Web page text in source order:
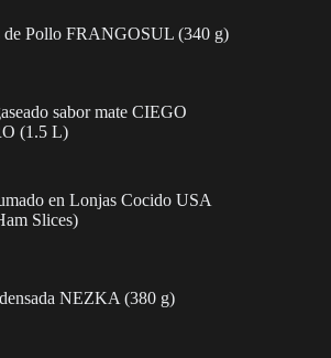
de Pollo FRANGOSUL (340 g)
sabor mate CIEGO
(1.5 L)
en Lonjas Cocido USA
Slices)
NEZKA (380 g)